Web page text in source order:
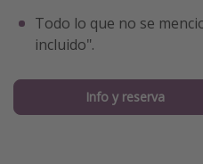
Todo lo que no se
incluido".
Info y reserva